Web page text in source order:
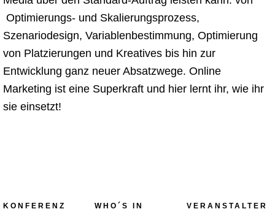
Optimierungs- und Skalierungsprozess,
Szenariodesign, Variablenbestimmung, Optimierung
von Platzierungen und Kreatives bis hin zur
Entwicklung ganz neuer Absatzwege. Online
Marketing ist eine Superkraft und hier lernt ihr, wie ihr
sie einsetzt!
KONFERENZ WHO´S IN VERANSTALTER